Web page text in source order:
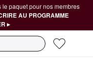
le paquet pour nos membres
AU PROGRAMME
▸